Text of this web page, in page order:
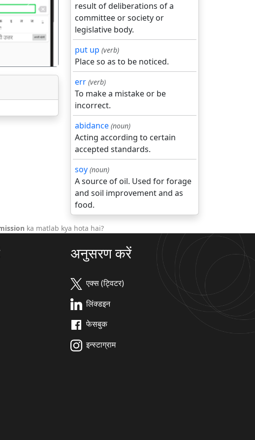
अगला
result of deliberations of a
committee or society or
legislative body.
put up (verb)
Place so as to be noticed.
err (verb)
To make a mistake or be
incorrect.
abidance (noun)
Acting according to certain
accepted standards.
soy (noun)
A source of oil. Used for forage
and soil improvement and as
food.
ka matlab kya hota hai?
अनुसरण करें
एक्स (ट्विटर)
लिंक्डइन
फेसबुक
इन्स्टाग्राम